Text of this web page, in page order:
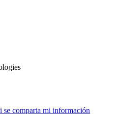
se comparta mi información